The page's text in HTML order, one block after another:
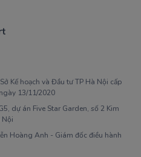
Kế hoạch và Đầu tư TP Hà Nội cấp
13/11/2020
dự án Five Star Garden, số 2 Kim
Hoàng Anh - Giám đốc điều hành